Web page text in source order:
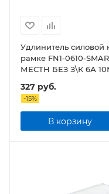
Удлинитель силовой
рамке FN1-0610-
МЕСТН БЕЗ З\К 6А
327 руб.
-15%
В корзину